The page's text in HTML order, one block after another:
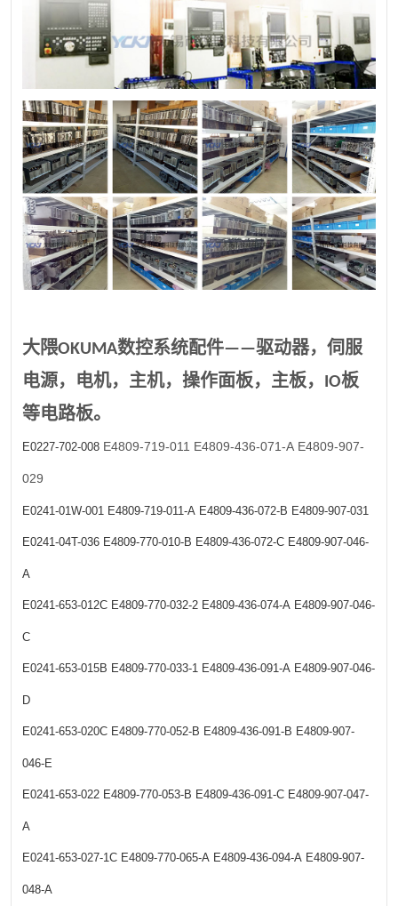
大隈OKUMA数控系统配件——驱动器，伺服
电源，电机，主机，操作面板，主板，IO板
等电路板。
E0227-702-008 E4809-719-011 E4809-436-071-A E4809-907-
029
E0241-01W-001 E4809-719-011-A E4809-436-072-B E4809-907-031
E0241-04T-036 E4809-770-010-B E4809-436-072-C E4809-907-046-
A
E0241-653-012C E4809-770-032-2 E4809-436-074-A E4809-907-046-
C
E0241-653-015B E4809-770-033-1 E4809-436-091-A E4809-907-046-
D
E0241-653-020C E4809-770-052-B E4809-436-091-B E4809-907-
046-E
E0241-653-022 E4809-770-053-B E4809-436-091-C E4809-907-047-
A
E0241-653-027-1C E4809-770-065-A E4809-436-094-A E4809-907-
048-A